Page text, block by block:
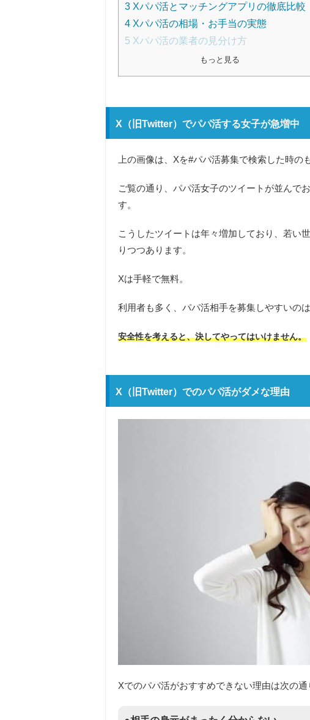
3 Xパパ活とマッチングアプリの徹底比較
4 Xパパ活の相場・お手当の実態
5 Xパパ活の業者の見分け方
もっと見る
X（旧Twitter）でパパ活する女子が急増中
上の画像は、Xを#パパ活募集で検索した時のも
ご覧の通り、パパ活女子のツイートが並んで
す。
こうしたツイートは年々増加しており、若い
りつつあります。
Xは手軽で無料。
利用者も多く、パパ活相手を募集しやすいの
安全性を考えると、決してやってはいけません。
X（旧Twitter）でのパパ活がダメな理由
Xでのパパ活がおすすめできない理由は次の通